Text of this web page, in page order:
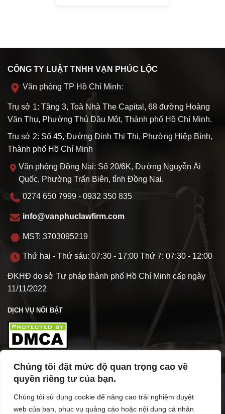
Chúng tôi đặt mức độ quan trọng cao về
quyền riêng tư của bạn.
Chúng tôi sử dụng cookie để nâng cao trải nghiệm duyệt
web của bạn, phục vụ quảng cáo hoặc nội dung cá nhân
CÔNG TY LUẬT TNHH VẠN PHÚC LỘC
Văn phòng TP Hồ Chí Minh:
Trụ sở 1: Tầng 3, Toà Nhà The Capital, 68 đường Hoàng
Văn Thụ, Phường Thủ Dầu Một, Thành phố Hồ Chí Minh.
Trụ sở 2: Số 45, Đường Đinh Thị Thi, Phường Hiệp Bình,
Thành phố Hồ Chí Minh
Văn phòng Đồng Nai: Số 20/6K, Đường Nguyễn Ái
Quốc, Phường Trấn Biên, tỉnh Đồng Nai.
0274 650 7999 - 0932 350 835
info@vanphuclawfirm.com
MST: 3703095219
Thứ hai - Thứ sáu: 07:30 - 17:00 Thứ 7: 07:30 - 12:00
ĐKHĐ do sở Tư pháp thành phố Hồ Chí Minh cấp ngày
11/11/2022
DỊCH VỤ NỔI BẬT
TÌM HIỂU VỀ VPL